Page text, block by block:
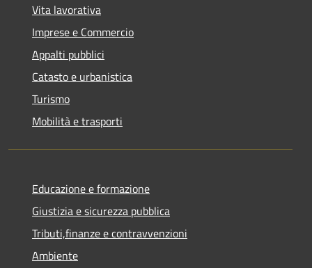
Vita lavorativa
Imprese e Commercio
Appalti pubblici
Catasto e urbanistica
Turismo
Mobilità e trasporti
Educazione e formazione
Giustizia e sicurezza pubblica
Tributi,finanze e contravvenzioni
Ambiente